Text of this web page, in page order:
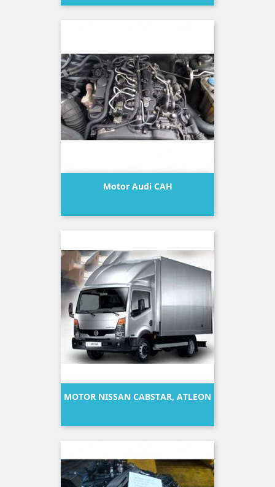
Motor Audi CAH
MOTOR NISSAN CABSTAR, ATLEON